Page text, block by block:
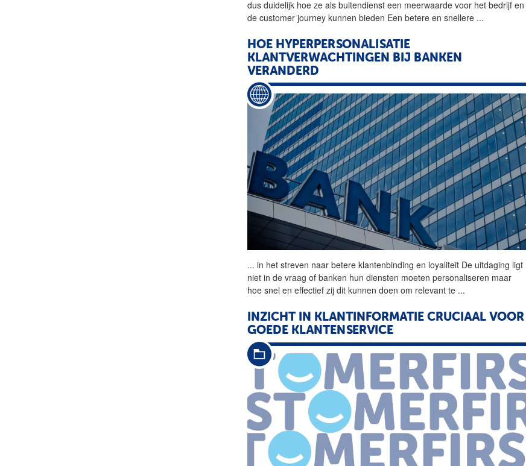
dus duidelijk hoe ze als buitendienst een meerwaarde voor het bedrijf en
de customer journey kunnen bieden Een betere en snellere ...
HOE HYPERPERSONALISATIE
KLANTVERWACHTINGEN BIJ BANKEN
VERANDERD
... in het streven naar betereklantenbinding en loyaliteit De uitdaging ligt
niet in de vraag of banken hun diensten moeten personaliseren maar
hoe snel en effectief zij dit kunnen doen om relevant te ...
INZICHT IN KLANTINFORMATIE CRUCIAAL VOOR
GOEDE KLANTENSERVICE